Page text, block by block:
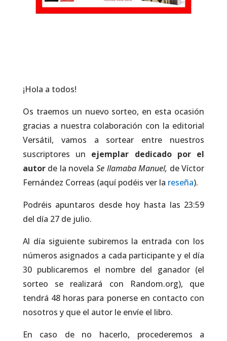
¡Hola a todos!
Os traemos un nuevo sorteo, en esta ocasión
gracias a nuestra colaboración con la editorial
Versátil, vamos a sortear entre nuestros
suscriptores un ejemplar dedicado por el
autorde la novela Se llamaba Manuel, de Víctor
Fernández Correas (aquí podéis ver la reseña).
Podréis apuntaros desde hoy hasta las 23:59
del día 27 de julio.
Al día siguiente subiremos la entrada con los
números asignados a cada participante y el día
30 publicaremos el nombre del ganador (el
sorteo se realizará con Random.org), que
tendrá 48 horas para ponerse en contacto con
nosotros y que el autor le envíe el libro.
En caso de no hacerlo, procederemos a